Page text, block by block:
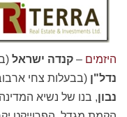
היזמים – קנדה ישראל
נדל"ן (בבעלות צחי
נבון, בנו של נשיא